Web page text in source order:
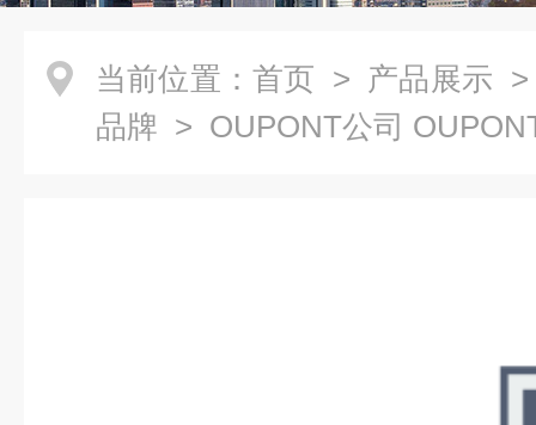
当前位置： 首页 > 产品展示
品牌 > OUPONT公司